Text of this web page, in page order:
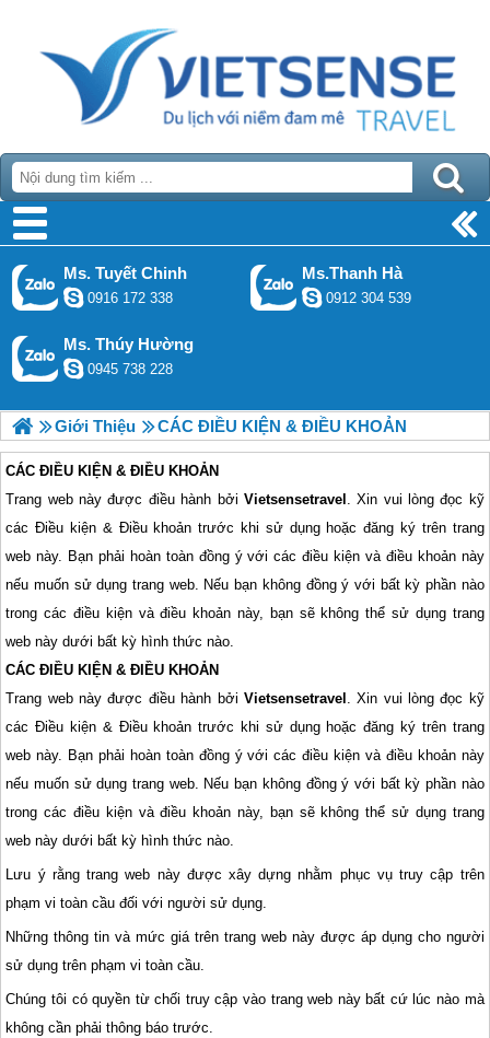
Ms. Tuyết Chinh
0916 172 338
Ms.Thanh Hà
0912 304 539
Ms. Thúy Hường
0945 738 228
Giới Thiệu CÁC ĐIỀU KIỆN & ĐIỀU KHOẢN
CÁC ĐIỀU KIỆN & ĐIỀU KHOẢN
Trang web này được điều hành bởi Vietsensetravel . Xin vui lòng đọc kỹ
các Điều kiện & Điều khoản trước khi sử dụng hoặc đăng ký trên trang
web này. Bạn phải hoàn toàn đồng ý với các điều kiện và điều khoản này
nếu muốn sử dụng trang web. Nếu bạn không đồng ý với bất kỳ phần nào
trong các điều kiện và điều khoản này, bạn sẽ không thể sử dụng trang
web này dưới bất kỳ hình thức nào.
CÁC ĐIỀU KIỆN & ĐIỀU KHOẢN
Trang web này được điều hành bởi Vietsensetravel . Xin vui lòng đọc kỹ
các Điều kiện & Điều khoản trước khi sử dụng hoặc đăng ký trên trang
web này. Bạn phải hoàn toàn đồng ý với các điều kiện và điều khoản này
nếu muốn sử dụng trang web. Nếu bạn không đồng ý với bất kỳ phần nào
trong các điều kiện và điều khoản này, bạn sẽ không thể sử dụng trang
web này dưới bất kỳ hình thức nào.
Lưu ý rằng trang web này được xây dựng nhằm phục vụ truy cập trên
phạm vi toàn cầu đối với người sử dụng.
Những thông tin và mức giá trên trang web này được áp dụng cho người
sử dụng trên phạm vi toàn cầu.
Chúng tôi có quyền từ chối truy cập vào trang web này bất cứ lúc nào mà
không cần phải thông báo trước.